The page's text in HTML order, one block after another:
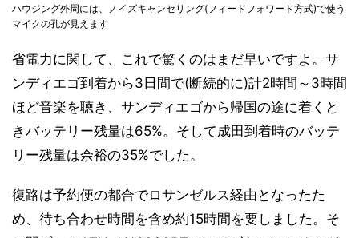
ハウジング外周には、ノイズキャンセリング(フィードフォワード方式)で使う
マイクの孔が見えます
省電力に関して、これで驚くのはまだ早いですよ。サ
ンディエゴ到着から3日間で(断続的に)計2時間～3時間
ほど音楽を聴き、サンディエゴから帰国の途に着くと
きバッテリー残量は65%。そして成田到着時のバッテ
リー残量は余裕の35%でした。
復路は予約便の都合でロサンゼルス経由となったた
め、待ち合わせ時間を含め約15時間を要しました。そ